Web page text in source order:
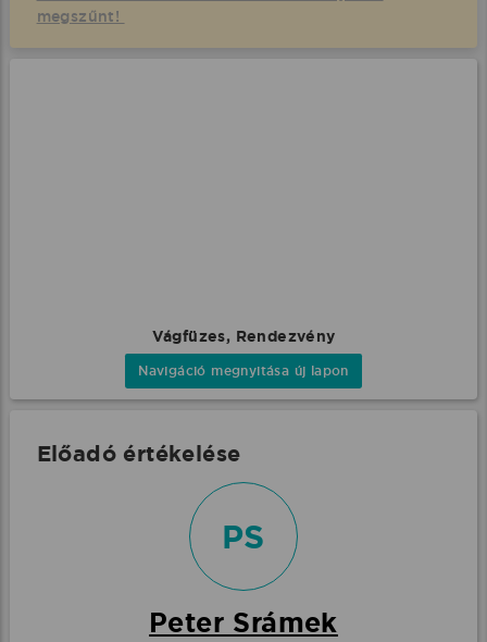
megszűnt!
Vágfüzes, Rendezvény
Navigáció megnyitása új lapon
Előadó értékelése
PS
Peter Srámek